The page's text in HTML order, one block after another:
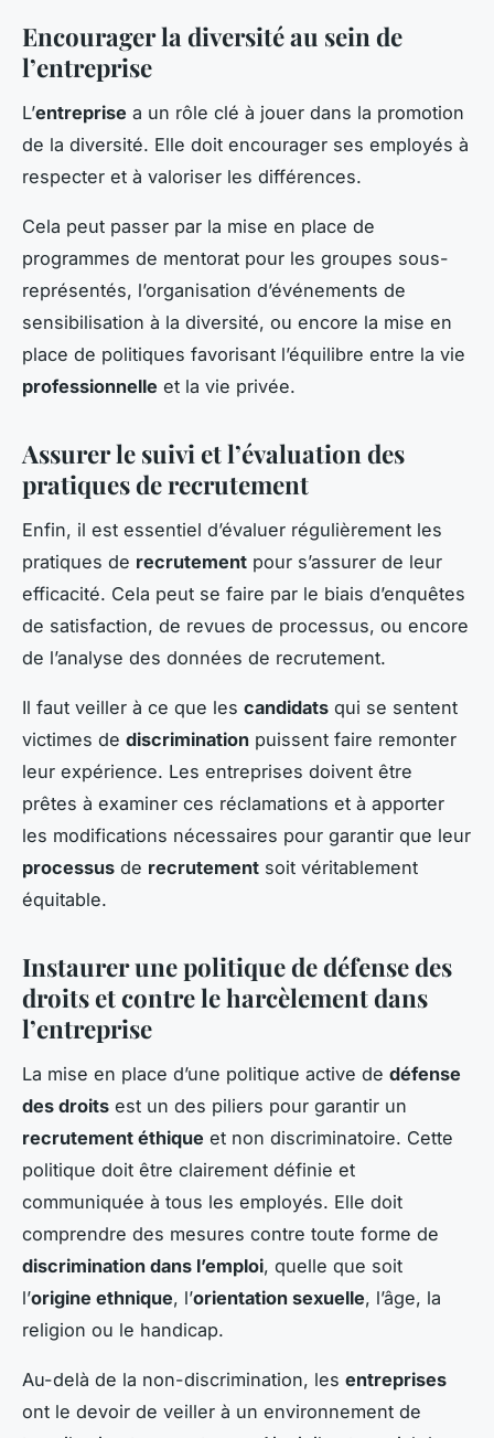
Encourager la diversité au sein de
l’entreprise
L’entreprise a un rôle clé à jouer dans la promotion
de la diversité. Elle doit encourager ses employés à
respecter et à valoriser les différences.
Cela peut passer par la mise en place de
programmes de mentorat pour les groupes sous-
représentés, l’organisation d’événements de
sensibilisation à la diversité, ou encore la mise en
place de politiques favorisant l’équilibre entre la vie
professionnelle et la vie privée.
Assurer le suivi et l’évaluation des
pratiques de recrutement
Enfin, il est essentiel d’évaluer régulièrement les
pratiques de recrutement pour s’assurer de leur
efficacité. Cela peut se faire par le biais d’enquêtes
de satisfaction, de revues de processus, ou encore
de l’analyse des données de recrutement.
Il faut veiller à ce que les candidats qui se sentent
victimes de discrimination puissent faire remonter
leur expérience. Les entreprises doivent être
prêtes à examiner ces réclamations et à apporter
les modifications nécessaires pour garantir que leur
processus de recrutement soit véritablement
équitable.
Instaurer une politique de défense des
droits et contre le harcèlement dans
l’entreprise
La mise en place d’une politique active de défense
des droits est un des piliers pour garantir un
recrutement éthique et non discriminatoire. Cette
politique doit être clairement définie et
communiquée à tous les employés. Elle doit
comprendre des mesures contre toute forme de
discrimination dans l’emploi, quelle que soit
l’origine ethnique, l’orientation sexuelle, l’âge, la
religion ou le handicap.
Au-delà de la non-discrimination, les entreprises
ont le devoir de veiller à un environnement de